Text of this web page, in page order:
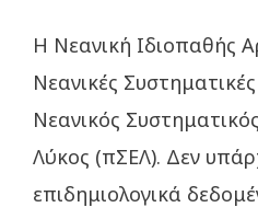
Η Νεανική Ιδιοπαθής
Νεανικές Συστηματικές
Νεανικός
Λύκος (πΣΕΛ). Δεν
επιδημιολογικά